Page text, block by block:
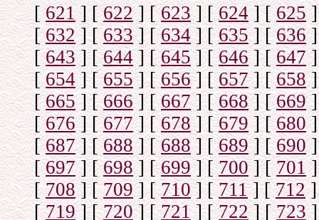
[621] [622] [623] [624] [ 625]
[632] [633] [634] [635] [636]
[643] [644] [645] [646] [647]
[654] [655] [656] [657] [658]
[665] [666] [667] [668] [669]
[676] [677] [678] [679] [ 680]
[687] [688] [688] [689] [690]
[697] [698] [699] [700] [701]
[708] [709] [710] [711] [712]
[719] [720] [721] [722] [723]